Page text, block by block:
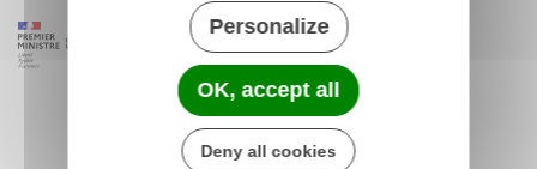
Personalize
OK, accept all
Deny all cookies